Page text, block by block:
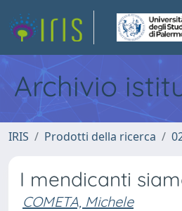
Archivio
IRIS Prodotti della ricerca
I mendicanti
COMETA, Michele